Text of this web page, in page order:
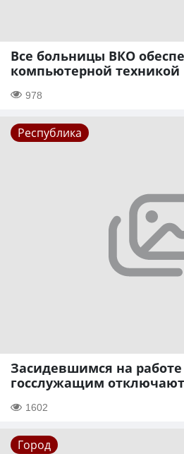
Все больницы ВКО
компьютерной техникой
978
Республика
Засидевшимся на работе
госслужащим
1602
Город